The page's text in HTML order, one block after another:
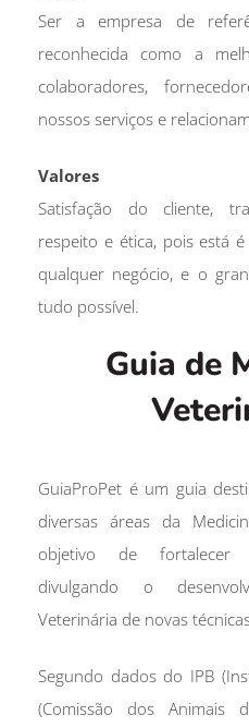
Ser a empresa de
reconhecida como a
colaboradores,
nossos serviços e
Valores
Satisfação do cliente,
respeito e ética, pois está
qualquer negócio, e o
tudo possível.
Guia de
GuiaProPet é um guia
diversas áreas da
objetivo de fortalecer
divulgando o
Veterinária de novas
Segundo dados do IPB
(Comissão dos Animais